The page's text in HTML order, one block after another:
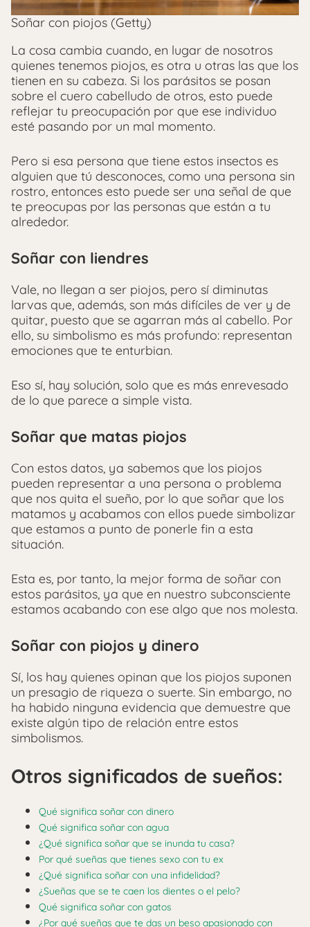
Soñar con piojos (Getty)
La cosa cambia cuando, en lugar de nosotros
quienes tenemos piojos, es otra u otras las que los
tienen en su cabeza. Si los parásitos se posan
sobre el cuero cabelludo de otros, esto puede
reflejar tu preocupación por que ese individuo
esté pasando por un mal momento.
Pero si esa persona que tiene estos insectos es
alguien que tú desconoces, como una persona sin
rostro, entonces esto puede ser una señal de que
te preocupas por las personas que están a tu
alrededor.
Soñar con liendres
Vale, no llegan a ser piojos, pero sí diminutas
larvas que, además, son más difíciles de ver y de
quitar, puesto que se agarran más al cabello. Por
ello, su simbolismo es más profundo: representan
emociones que te enturbian.
Eso sí, hay solución, solo que es más enrevesado
de lo que parece a simple vista.
Soñar que matas piojos
Con estos datos, ya sabemos que los piojos
pueden representar a una persona o problema
que nos quita el sueño, por lo que soñar que los
matamos y acabamos con ellos puede simbolizar
que estamos a punto de ponerle fin a esta
situación.
Esta es, por tanto, la mejor forma de soñar con
estos parásitos, ya que en nuestro subconsciente
estamos acabando con ese algo que nos molesta.
Soñar con piojos y dinero
Sí, los hay quienes opinan que los piojos suponen
un presagio de riqueza o suerte. Sin embargo, no
ha habido ninguna evidencia que demuestre que
existe algún tipo de relación entre estos
simbolismos.
Otros significados de sueños:
Qué significa soñar con dinero
Qué significa soñar con agua
¿Qué significa soñar que se inunda tu casa?
Por qué sueñas que tienes sexo con tu ex
¿Qué significa soñar con una infidelidad?
¿Sueñas que se te caen los dientes o el pelo?
Qué significa soñar con gatos
¿Por qué sueñas que te das un beso apasionado con